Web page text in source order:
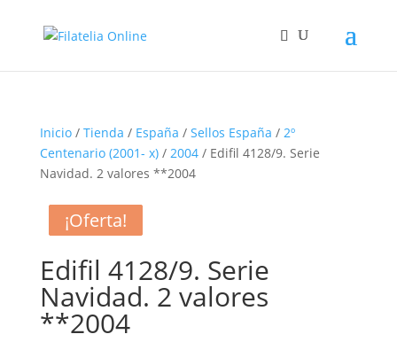
Inicio/ Tienda / España / Sellos España / 2º
Centenario (2001- x)/ 2004/ Edifil 4128/9. Serie
Navidad. 2 valores **2004
Edifil 4128/9. Serie
Navidad. 2 valores
**2004
¡Oferta!
¡Oferta!
¡Oferta!